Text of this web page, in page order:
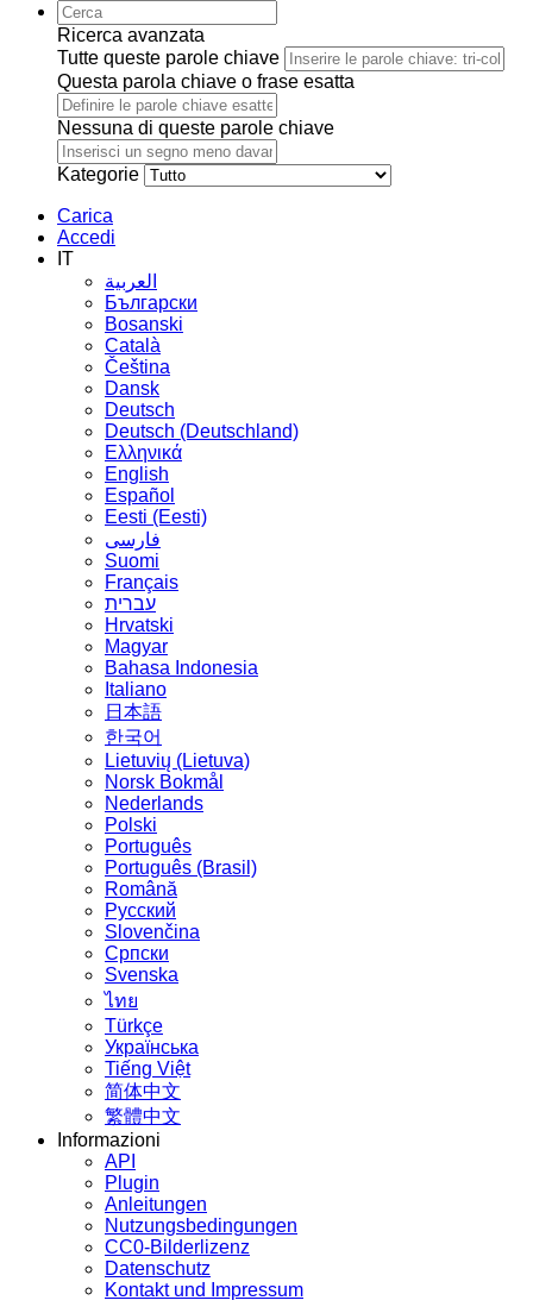
Ricerca avanzata
Tutte queste parole chiave
Questa parola chiave o frase esatta
Nessuna di queste parole chiave
Kategorie
Carica
Accedi
IT
العربية
Български
Bosanski
Сatalà
Čeština
Dansk
Deutsch
Deutsch (Deutschland)
Ελληνικά
English
Español
Eesti (Eesti)
فارسی
Suomi
Français
עברית
Hrvatski
Magyar
Bahasa Indonesia
Italiano
日本語
한국어
Lietuvių (Lietuva)
‪Norsk Bokmål‬
Nederlands
Polski
Português
Português (Brasil)
Română
Русский
Slovenčina
Српски
Svenska
ไทย
Türkçe
Українська
Tiếng Việt
简体中文
繁體中文
Informazioni
API
Plugin
Anleitungen
Nutzungsbedingungen
CC0-Bilderlizenz
Datenschutz
Kontakt und Impressum